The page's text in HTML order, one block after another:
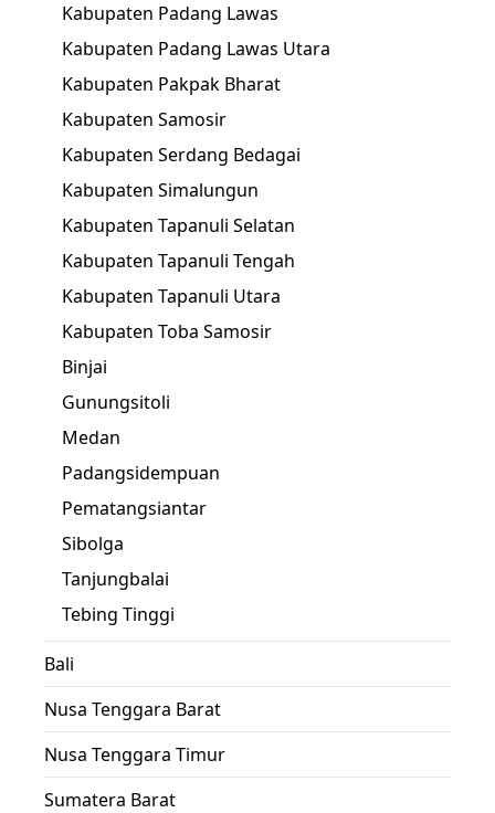
Kabupaten Padang Lawas
Kabupaten Padang Lawas Utara
Kabupaten Pakpak Bharat
Kabupaten Samosir
Kabupaten Serdang Bedagai
Kabupaten Simalungun
Kabupaten Tapanuli Selatan
Kabupaten Tapanuli Tengah
Kabupaten Tapanuli Utara
Kabupaten Toba Samosir
Binjai
Gunungsitoli
Medan
Padangsidempuan
Pematangsiantar
Sibolga
Tanjungbalai
Tebing Tinggi
Bali
Nusa Tenggara Barat
Nusa Tenggara Timur
Sumatera Barat